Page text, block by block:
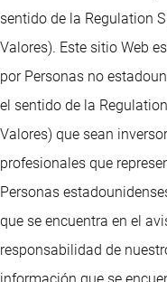
sentido de la Regulation
Valores). Este sitio Web
por Personas no
el sentido de la
Valores) que sean
profesionales que
Personas
que se encuentra en el
responsabilidad de